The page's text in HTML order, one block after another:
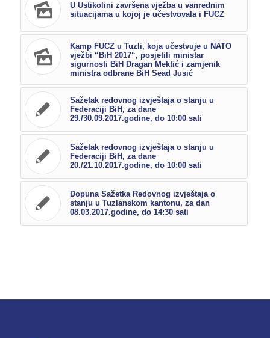
U Ustikolini završena vježba u vanrednim
situacijama u kojoj je učestvovala i FUCZ
Kamp FUCZ u Tuzli, koja učestvuje u NATO
vježbi “BiH 2017“, posjetili ministar
sigurnosti BiH Dragan Mektić i zamjenik
ministra odbrane BiH Sead Jusić
Sažetak redovnog izvještaja o stanju u
Federaciji BiH, za dane
29./30.09.2017.godine, do 10:00 sati
Sažetak redovnog izvještaja o stanju u
Federaciji BiH, za dane
20./21.10.2017.godine, do 10:00 sati
Dopuna Sažetka Redovnog izvještaja o
stanju u Tuzlanskom kantonu, za dan
08.03.2017.godine, do 14:30 sati